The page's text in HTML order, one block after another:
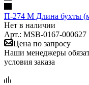
П-274 М Длина бухты
Нет в наличии
Арт.: MSB-0167-000627
Цена по запросу
Наши менеджеры
условия заказа